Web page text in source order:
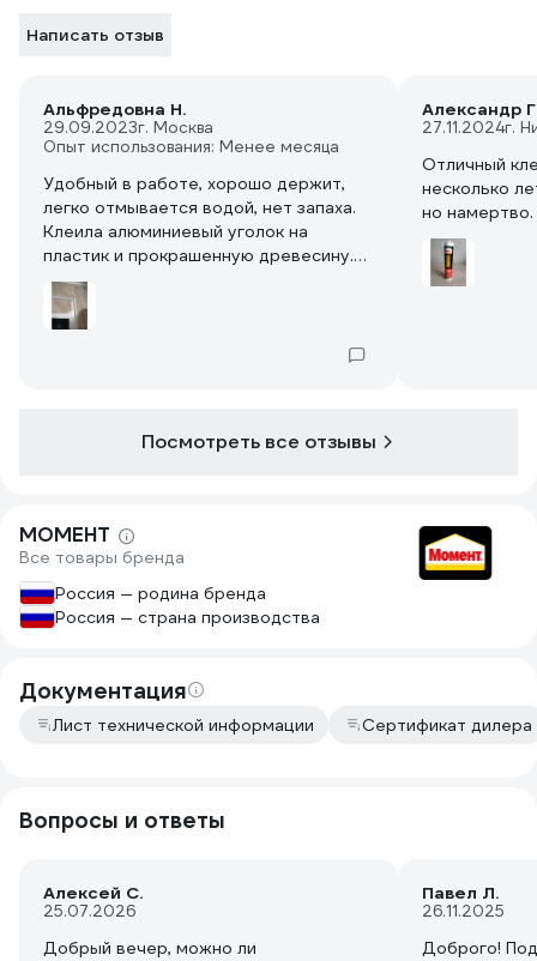
Написать отзыв
Альфредовна Н.
29.09.2023г. Москва
Опыт использования: Менее месяца
Удобный в работе, хорошо держит,
легко отмывается водой, нет запаха.
Клеила алюминиевый уголок на
пластик и прокрашенную древесину.
Те углы, что проклеены аналогичным
тюбиком 6 лет назад - держатся в
домике, промерзающим зимой без
изменений. Хороший клей. Покупала в
Александр
27.11.2024г.
Отличный
несколько
но намертво.
Посмотреть все отзывы
МОМЕНТ
Все товары бренда
Россия — родина бренда
Россия — страна производства
Документация
Лист технической информации Сертификат дилера
Вопросы и ответы
Алексей С.
25.07.2026
Добрый вечер, можно ли
Павел Л.
26.11.2025
Доброго!